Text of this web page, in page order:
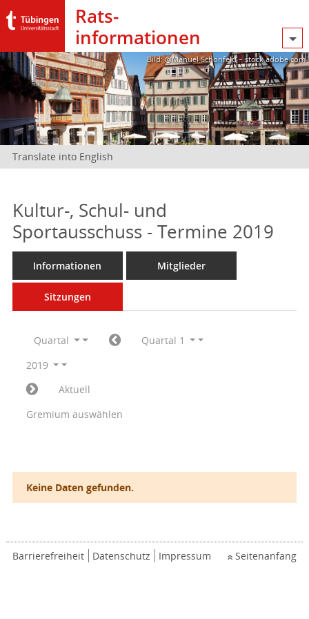
Rats­
informationen
Bild: @Manuel Schönfeld – stock.adobe.com
Translate into English
Kultur-, Schul- und
Sportausschuss - Termine 2019
Informationen Mitglieder
Sitzungen
Quartal
Quartal 1
2019
Aktuell
Gremium auswählen
Keine Daten gefunden.
Barrierefreiheit Datenschutz Impressum Seitenanfang